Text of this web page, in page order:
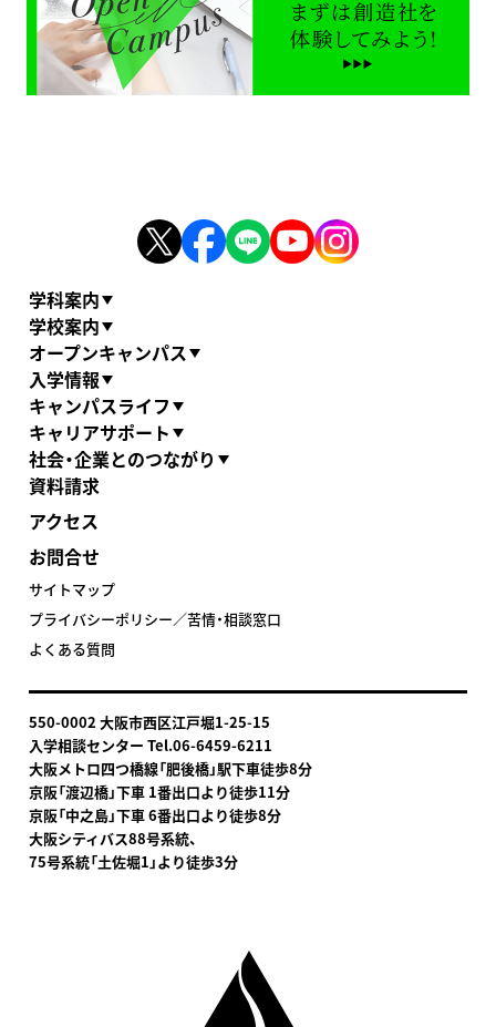
学科案内
学校案内
オープンキャンパス
入学情報
キャンパスライフ
キャリアサポート
社会・企業とのつながり
資料請求
アクセス
お問合せ
サイトマップ
プライバシーポリシー／苦情・相談窓口
よくある質問
550-0002 大阪市西区江戸堀1-25-15
入学相談センター Tel.06-6459-6211
大阪メトロ四つ橋線「肥後橋」駅下車徒歩8分
京阪「渡辺橋」下車 1番出口より徒歩11分
京阪「中之島」下車 6番出口より徒歩8分
大阪シティバス88号系統、
75号系統「土佐堀1」より徒歩3分